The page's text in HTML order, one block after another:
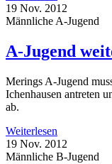
19 Nov. 2012
Männliche A-Jugend
A-Jugend
Merings A-Jugend
Ichenhausen antreten
ab.
Weiterlesen
19 Nov. 2012
Männliche B-Jugend